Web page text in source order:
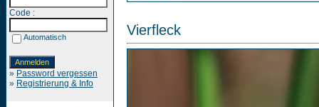
Code :
Automatisch
» Password vergessen
» Registrierung & Info
Vierfleck